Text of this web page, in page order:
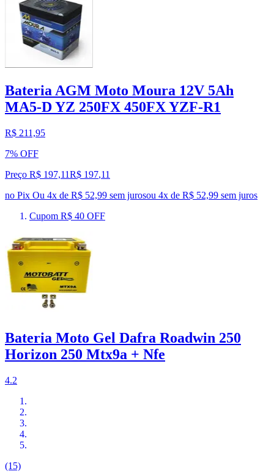
Bateria AGM Moto Moura 12V 5Ah
MA5-D YZ 250FX 450FX YZF-R1
R$ 211,95
7% OFF
Preço R$ 197,11R$ 197,11
no Pix Ou 4x de R$ 52,99 sem jurosou 4x de R$ 52,99 sem juros
Cupom R$ 40 OFF
Bateria Moto Gel Dafra Roadwin 250
Horizon 250 Mtx9a + Nfe
4.2
(15)